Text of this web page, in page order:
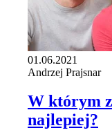
01.06.2021
Andrzej Prajsnar
W którym
najlepiej?